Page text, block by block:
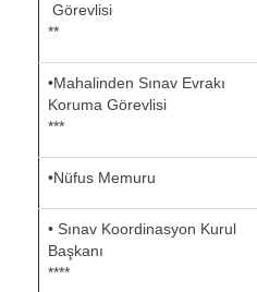
Görevlisi
**
•Mahalinden Sınav Evrakı
Koruma Görevlisi
***
•Nüfus Memuru
• Sınav Koordinasyon Kurul
Başkanı
****